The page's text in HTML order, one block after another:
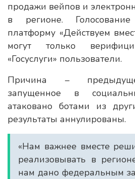
продажи вейпов и
в регионе.
платформу «Действуем
могут только
«Госуслуги» пользователи.
Причина –
запущенное в
атаковано ботами из
результаты аннулированы.
«Нам важнее вместе
реализовывать в
нам дано федеральным